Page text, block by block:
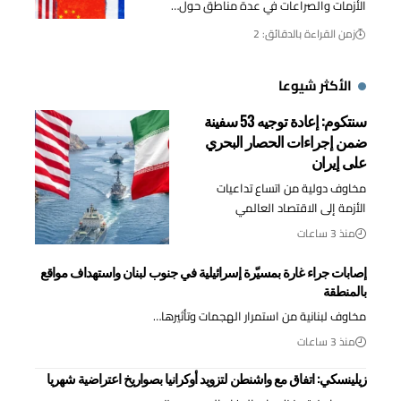
الأزمات والصراعات في عدة مناطق حول…
زمن القراءة بالدقائق: 2
الأكثر شيوعا
سنتكوم: إعادة توجيه 53 سفينة
ضمن إجراءات الحصار البحري
على إيران
مخاوف دولية من اتساع تداعيات
الأزمة إلى الاقتصاد العالمي
منذ 3 ساعات
إصابات جراء غارة بمسيّرة إسرائيلية في جنوب لبنان واستهداف مواقع
بالمنطقة
مخاوف لبنانية من استمرار الهجمات وتأثيرها…
منذ 3 ساعات
زيلينسكي: اتفاق مع واشنطن لتزويد أوكرانيا بصواريخ اعتراضية شهريا